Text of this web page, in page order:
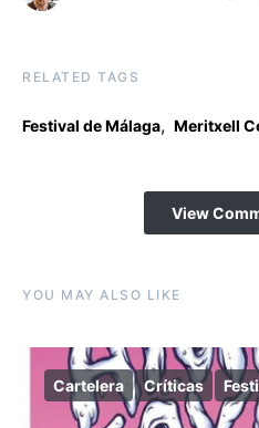
RELATED TAGS
Festival de Málaga, Meritxell
View
YOU MAY ALSO LIKE
Cartelera Críticas